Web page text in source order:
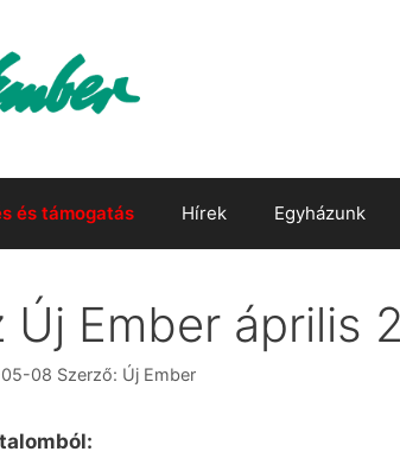
és támogatás Hírek Egyházunk
Új Ember április
08 Szerző: Új Ember